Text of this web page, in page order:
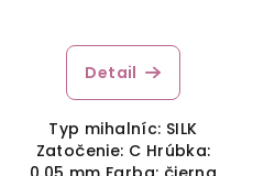
Detail
Typ mihalníc: SILK
Zatočenie: C Hrúbka: